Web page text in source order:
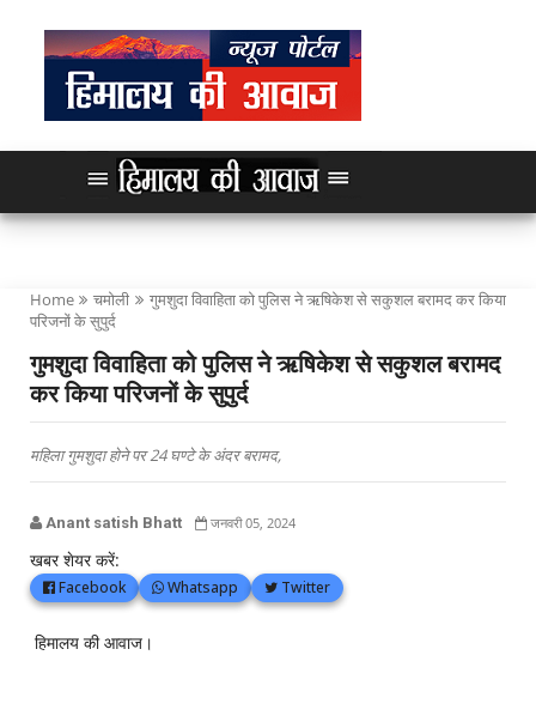
Home चमोली
गुमशुदा विवाहिता को पुलिस ने ऋषिकेश से सकुशल बरामद कर किया
परिजनों के सुपुर्द
गुमशुदा विवाहिता को पुलिस ने ऋषिकेश से सकुशल बरामद
कर किया परिजनों के सुपुर्द
महिला गुमशुदा होने पर 24 घण्टे के अंदर बरामद,
Anant satish Bhatt जनवरी 05, 2024
खबर शेयर करें:
Facebook Whatsapp Twitter
हिमालय की आवाज।